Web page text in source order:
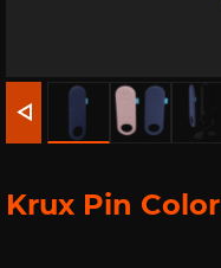
Krux Pin